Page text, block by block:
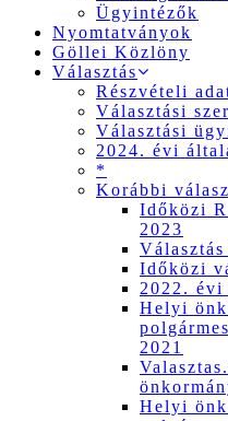
Ügyintézők
Nyomtatványok
Göllei Közlöny
Választás
Részvételi
Választási
Választási
2024. évi
*
Korábbi
Időközi
2023
Választás
Időközi
2022.
Helyi
2021
Helyi